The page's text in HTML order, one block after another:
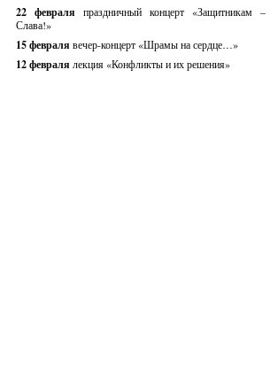
22 февраля праздничный концерт «Защитникам –
Слава!»
15 февраля вечер-концерт «Шрамы на сердце…»
12 февраля лекция «Конфликты и их решения»